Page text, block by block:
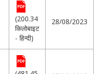
(200.34
किलोबाइट
- हिन्दी)
28/08/2023